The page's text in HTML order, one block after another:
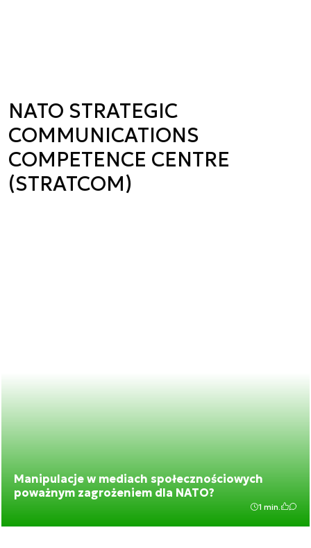
NATO STRATEGIC
COMMUNICATIONS
COMPETENCE CENTRE
(STRATCOM)
Manipulacje w mediach społecznościowych
poważnym zagrożeniem dla NATO?
1 min.